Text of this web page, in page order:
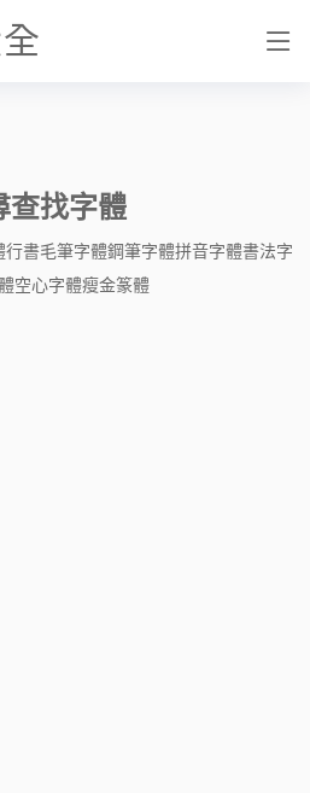
查找字體
行書毛筆字體鋼筆字體拼音字體書法字
空心字體瘦金篆體